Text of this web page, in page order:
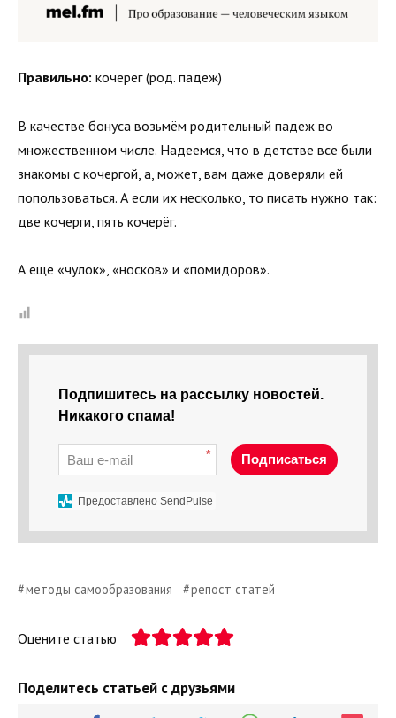
Правильно: кочерёг (род. падеж)
В качестве бонуса возьмём родительный падеж во
множественном числе. Надеемся, что в детстве все были
знакомы с кочергой, а, может, вам даже доверяли ей
попользоваться. А если их несколько, то писать нужно так:
две кочерги, пять кочерёг.
А еще «чулок», «носков» и «помидоров».
Подпишитесь на рассылку новостей.
Никакого спама!
* Подписаться
Предоставлено SendPulse
методы самообразования репост статей
Оцените статью
Поделитесь статьей с друзьями